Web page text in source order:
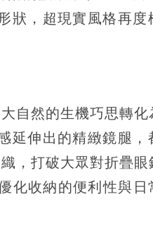
狀，超現實風格再度
自然的生機巧思轉化
延伸出的精緻鏡腿，
，打破大眾對折疊
化收納的便利性與日